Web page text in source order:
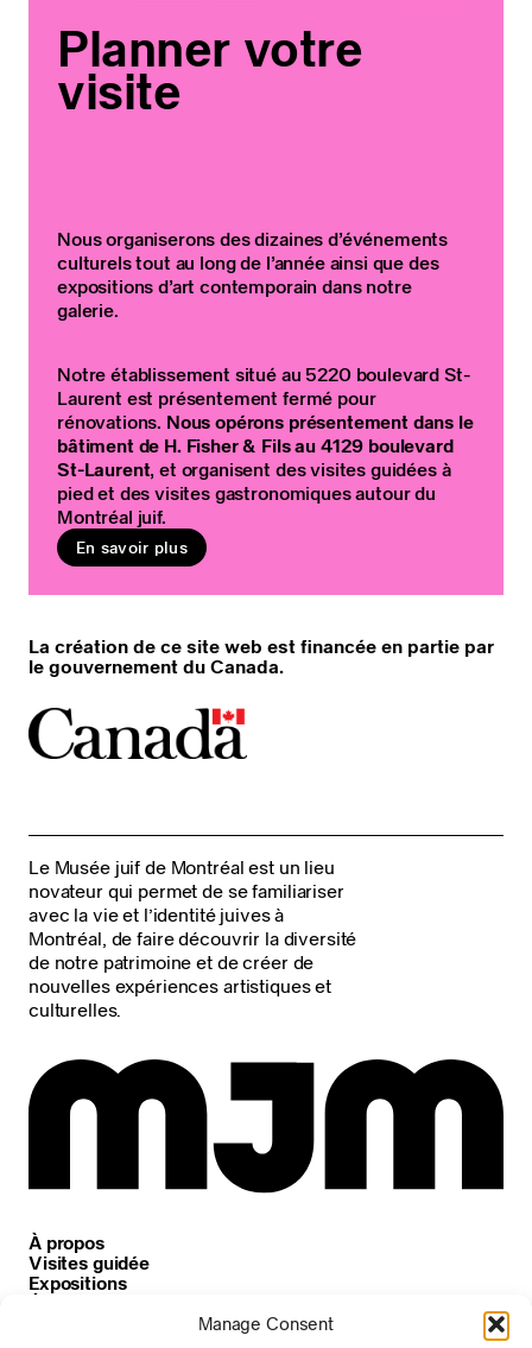
Manage Consent
Planner votre
visite
Nous organiserons des dizaines d’événements
culturels tout au long de l’année ainsi que des
expositions d’art contemporain dans notre
galerie.
Notre établissement situé au 5220 boulevard St-
Laurent est présentement fermé pour
rénovations. Nous opérons présentement dans le
bâtiment de H. Fisher & Fils au 4129 boulevard
St-Laurent, et organisent des visites guidées à
pied et des visites gastronomiques autour du
Montréal juif.
En savoir plus
La création de ce site web est financée en partie par
le gouvernement du Canada.
Le Musée juif de Montréal est un lieu
novateur qui permet de se familiariser
avec la vie et l’identité juives à
Montréal, de faire découvrir la diversité
de notre patrimoine et de créer de
nouvelles expériences artistiques et
culturelles.
À propos
Visites guidée
Expositions
Événements